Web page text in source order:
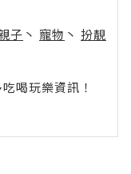
子 丶 寵物 丶 扮靚
喝玩樂資訊！